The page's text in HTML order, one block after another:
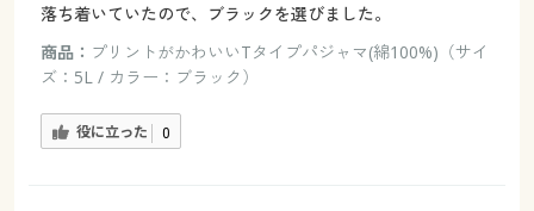
落ち着いていたので、ブラックを選びました。
商品： プリントがかわいいTタイプパジャマ(綿100%)（サイ
ズ：5L / カラー：ブラック）
役に立った 0